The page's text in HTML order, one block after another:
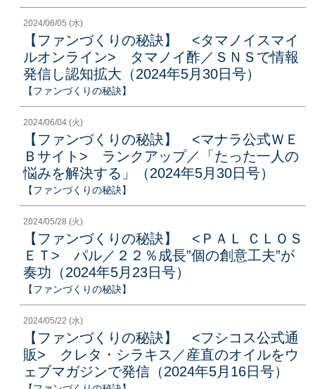
2024/06/05 (水)
【ファンづくりの秘訣】 <タマノイスマイ
ルオンライン> タマノイ酢／ＳＮＳで情報
発信し認知拡大（2024年5月30日号）
【ファンづくりの秘訣】
2024/06/04 (火)
【ファンづくりの秘訣】 <マナラ公式ＷＥ
Ｂサイト> ランクアップ／「たった一人の
悩みを解決する」（2024年5月30日号）
【ファンづくりの秘訣】
2024/05/28 (火)
【ファンづくりの秘訣】 <ＰＡＬ ＣＬＯＳ
ＥＴ> パル／２２％成長”個の創意工夫”が
奏功（2024年5月23日号）
【ファンづくりの秘訣】
2024/05/22 (水)
【ファンづくりの秘訣】 <フシコス公式通
販> クレタ・シラキス／産直のオイルをウ
ェブマガジンで発信（2024年5月16日号）